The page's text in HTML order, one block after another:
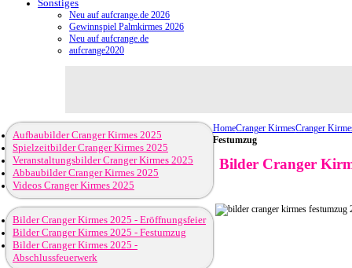
Sonstiges
Neu auf aufcrange.de 2026
Gewinnspiel Palmkirmes 2026
Neu auf aufcrange.de
aufcrange2020
HomeCranger KirmesCranger
Festumzug
Bilder Cranger
Aufbaubilder Cranger Kirmes 2025
Spielzeitbilder Cranger Kirmes 2025
Veranstaltungsbilder Cranger Kirmes 2025
Abbaubilder Cranger Kirmes 2025
Videos Cranger Kirmes 2025
Bilder Cranger Kirmes 2025 - Eröffnungsfeier
Bilder Cranger Kirmes 2025 - Festumzug
Bilder Cranger Kirmes 2025 -
Abschlussfeuerwerk